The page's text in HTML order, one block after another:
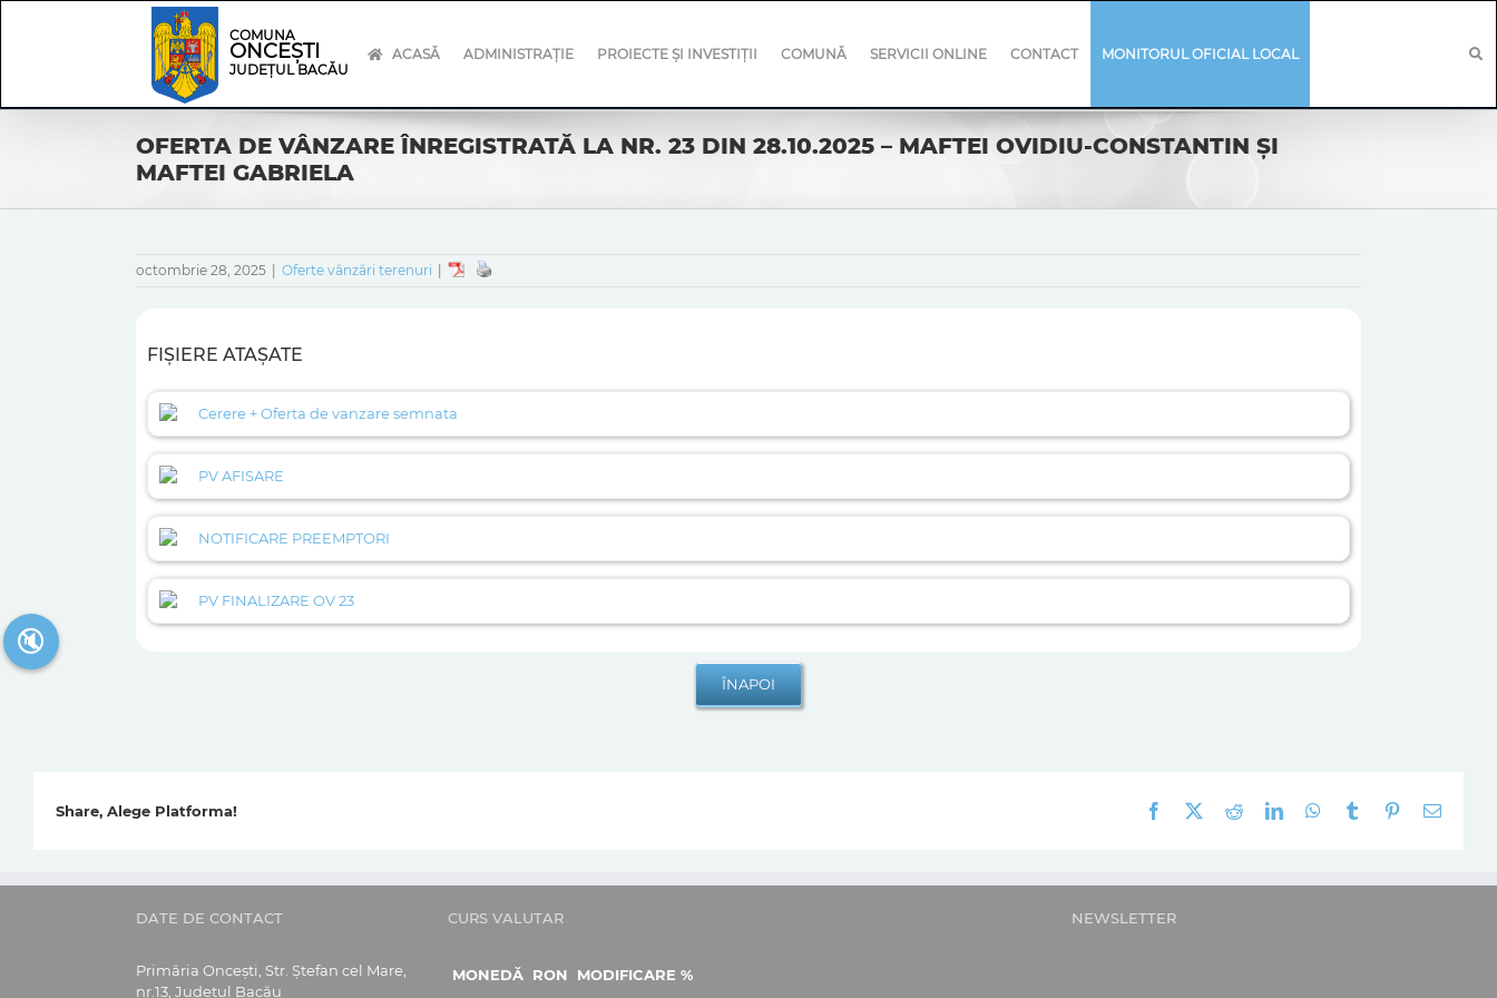
COMUNA
ONCEȘTI
JUDEȚUL BACĂU
ACASĂ ADMINISTRAȚIE PROIECTE ȘI INVESTIȚII COMUNĂ SERVICII ONLINE CONTACT MONITORUL OFICIAL LOCAL
OFERTA DE VÂNZARE ÎNREGISTRATĂ LA NR. 23 DIN 28.10.2025 – MAFTEI OVIDIU-CONSTANTIN ŞI
MAFTEI GABRIELA
octombrie 28, 2025 Oferte vânzări terenuri
FIȘIERE ATAȘATE
Cerere + Oferta de vanzare semnata
PV AFISARE
NOTIFICARE PREEMPTORI
PV FINALIZARE OV 23
Share, Alege Platforma! Facebook RedditLinkedInWhatsApp
Tumblr Pinterest
E-
DATE DE CONTACT
Primăria Oncești, Str. Ștefan cel Mare,
nr.13, Județul Bacău
CURS VALUTAR
MONEDĂ RON
MODIFICARE %
NEWSLETTER
🔇